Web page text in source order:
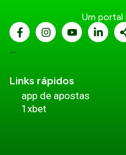
Um
...
Links rápidos
app de apostas
1xbet